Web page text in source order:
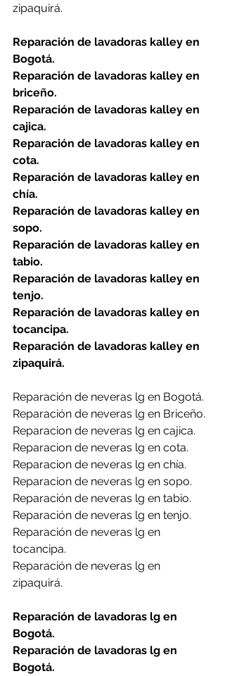
zipaquirá.
Reparación de lavadoras kalley en
Bogotá.
Reparación de lavadoras kalley en
briceño.
Reparación de lavadoras kalley en
cajica.
Reparación de lavadoras kalley en
cota.
Reparación de lavadoras kalley en
chía.
Reparación de lavadoras kalley en
sopo.
Reparación de lavadoras kalley en
tabio.
Reparación de lavadoras kalley en
tenjo.
Reparación de lavadoras kalley en
tocancipa.
Reparación de lavadoras kalley en
zipaquirá.
Reparación de neveras lg en Bogotá.
Reparación de neveras lg en Briceño.
Reparacion de neveras lg en cajica.
Reparacion de neveras lg en cota.
Reparacion de neveras lg en chía.
Reparacion de neveras lg en sopo.
Reparación de neveras lg en tabio.
Reparación de neveras lg en tenjo.
Reparación de neveras lg en
tocancipa.
Reparación de neveras lg en
zipaquirá.
Reparación de lavadoras lg en
Bogotá.
Reparación de lavadoras lg en
Bogotá.